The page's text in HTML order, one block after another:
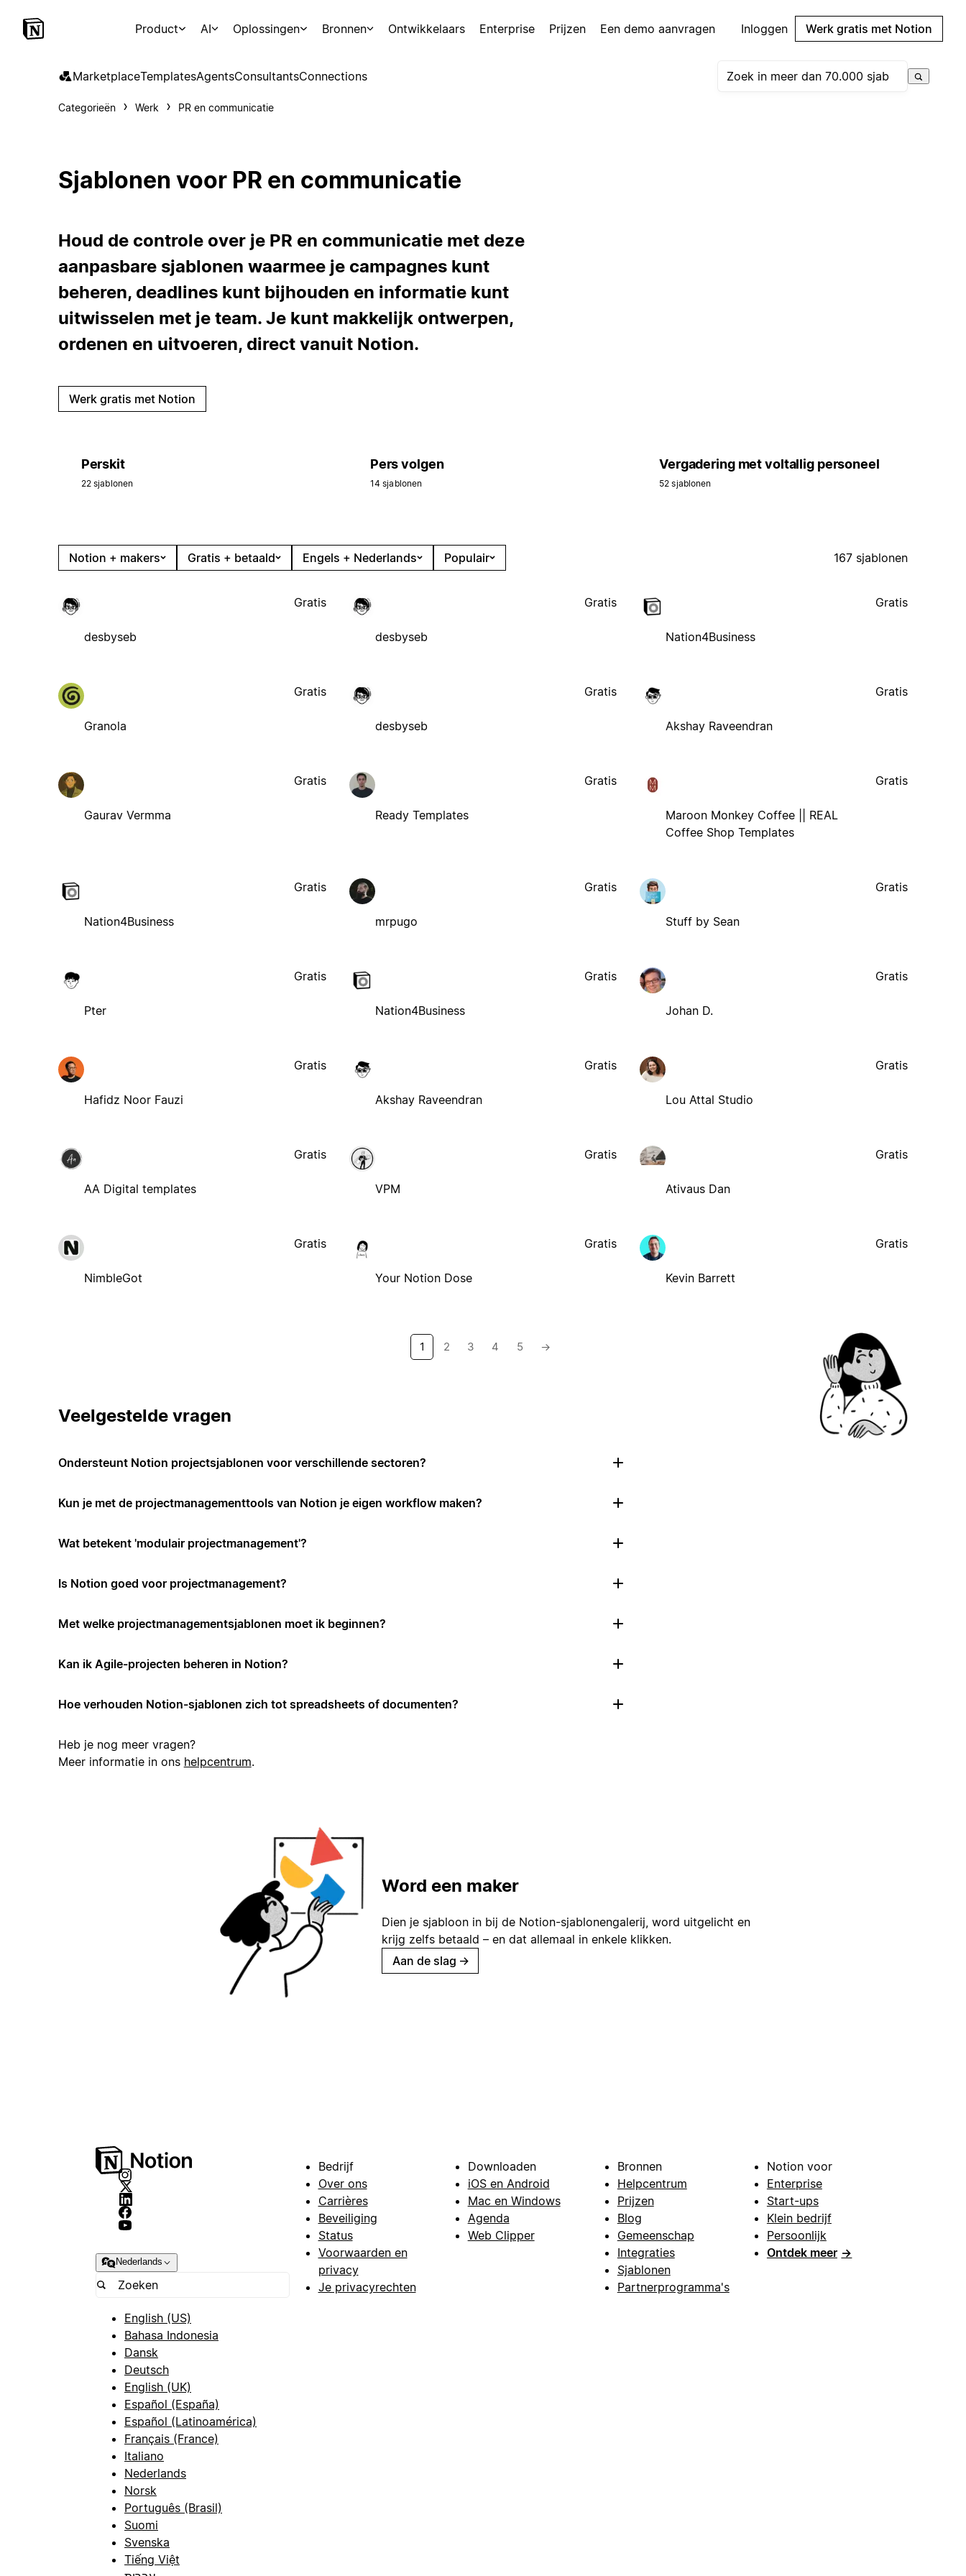
Product AI Oplossingen Bronnen Ontwikkelaars Enterprise Prijzen Een demo aanvragen Inloggen Werk gratis met Notion
MarketplaceTemplatesAgentsConsultantsConnections
Categorieën Werk PR en communicatie
Sjablonen voor PR en communicatie
Houd de controle over je PR en communicatie met deze
aanpasbare sjablonen waarmee je campagnes kunt
beheren, deadlines kunt bijhouden en informatie kunt
uitwisselen met je team. Je kunt makkelijk ontwerpen,
ordenen en uitvoeren, direct vanuit Notion.
Werk gratis met Notion
Perskit
22 sjablonen
Pers volgen
14 sjablonen
Vergadering met voltallig personeel
52 sjablonen
Notion + makers Gratis + betaald Engels + Nederlands Populair 167 sjablonen
desbyseb
Gratis
desbyseb
Gratis
Nation4Business
Gratis
Granola
Gratis
desbyseb
Gratis
Akshay Raveendran
Gratis
Gaurav Vermma
Gratis
Ready Templates
Gratis
Maroon Monkey Coffee || REAL
Coffee Shop Templates
Gratis
Nation4Business
Gratis
mrpugo
Gratis
Stuff by Sean
Gratis
Pter
Gratis
Nation4Business
Gratis
Johan D.
Gratis
Hafidz Noor Fauzi
Gratis
Akshay Raveendran
Gratis
Lou Attal Studio
Gratis
AA Digital templates
Gratis
VPM
Gratis
Ativaus Dan
Gratis
NimbleGot
Gratis
Your Notion Dose
Gratis
Kevin Barrett
Gratis
1 2 3 4 5 →
Veelgestelde vragen
Ondersteunt Notion projectsjablonen voor verschillende sectoren?
Kun je met de projectmanagementtools van Notion je eigen workflow maken?
Wat betekent 'modulair projectmanagement'?
Is Notion goed voor projectmanagement?
Met welke projectmanagementsjablonen moet ik beginnen?
Kan ik Agile-projecten beheren in Notion?
Hoe verhouden Notion-sjablonen zich tot spreadsheets of documenten?
Heb je nog meer vragen?
Meer informatie in ons helpcentrum.
Word een maker
Dien je sjabloon in bij de Notion-sjablonengalerij, word uitgelicht en
krijg zelfs betaald – en dat allemaal in enkele klikken.
Aan de slag →
Nederlands
English (US)
Bahasa Indonesia
Dansk
Deutsch
English (UK)
Español (España)
Español (Latinoamérica)
Français (France)
Italiano
Nederlands
Norsk
Português (Brasil)
Suomi
Svenska
Tiếng Việt
Bedrijf
Over ons
Carrières
Beveiliging
Status
Voorwaarden en
privacy
Je privacyrechten
Downloaden
iOS en Android
Mac en Windows
Agenda
Web Clipper
Bronnen
Helpcentrum
Prijzen
Blog
Gemeenschap
Integraties
Sjablonen
Partnerprogramma's
Notion voor
Enterprise
Start-ups
Klein bedrijf
Persoonlijk
Ontdek meer →